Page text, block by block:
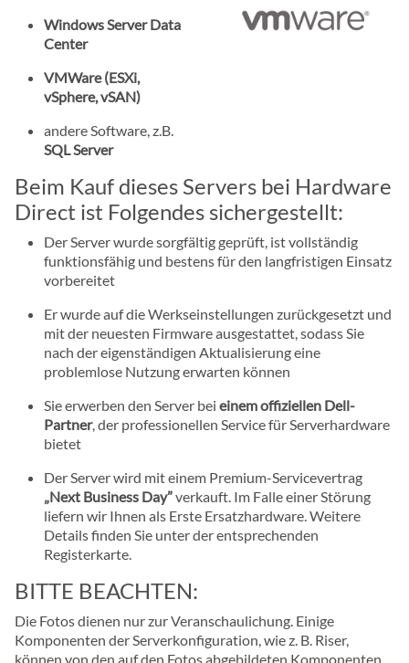
Windows Server Data
Center
VMWare (ESXi,
vSphere, vSAN)
andere Software, z.B.
SQL Server
Beim Kauf dieses Servers bei Hardware
Direct ist Folgendes sichergestellt:
Der Server wurde sorgfältig geprüft, ist vollständig
funktionsfähig und bestens für den langfristigen Einsatz
vorbereitet
Er wurde auf die Werkseinstellungen zurückgesetzt und
mit der neuesten Firmware ausgestattet, sodass Sie
nach der eigenständigen Aktualisierung eine
problemlose Nutzung erwarten können
Sie erwerben den Server bei einem offiziellen Dell-
Partner, der professionellen Service für Serverhardware
bietet
Der Server wird mit einem Premium-Servicevertrag
„Next Business Day”verkauft. Im Falle einer Störung
liefern wir Ihnen als Erste Ersatzhardware. Weitere
Details finden Sie unter der entsprechenden
Registerkarte.
BITTE BEACHTEN:
Die Fotos dienen nur zur Veranschaulichung. Einige
Komponenten der Serverkonfiguration, wie z. B. Riser,
können von den auf den Fotos abgebildeten Komponenten